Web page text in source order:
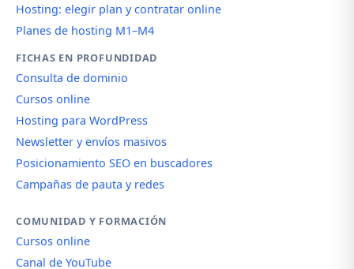
Hosting: elegir plan y contratar online
Planes de hosting M1–M4
FICHAS EN PROFUNDIDAD
Consulta de dominio
Cursos online
Hosting para WordPress
Newsletter y envíos masivos
Posicionamiento SEO en buscadores
Campañas de pauta y redes
COMUNIDAD Y FORMACIÓN
Cursos online
Canal de YouTube